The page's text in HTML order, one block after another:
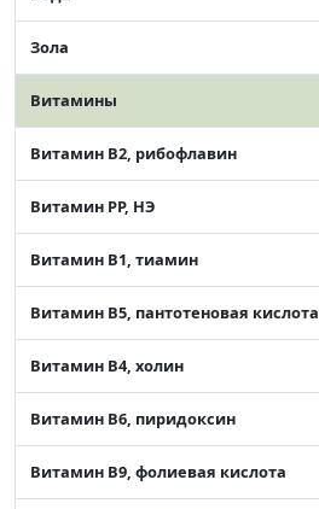
Зола
Витамины
Витамин В2, рибофлавин
Витамин РР, НЭ
Витамин В1, тиамин
Витамин В5, пантотеновая кислота
Витамин В4, холин
Витамин В6, пиридоксин
Витамин В9, фолиевая кислота